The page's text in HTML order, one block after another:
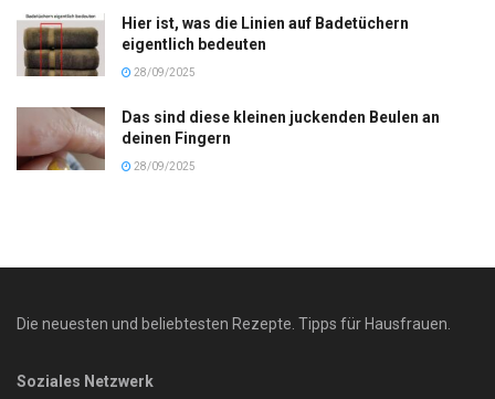
Hier ist, was die Linien auf Badetüchern
eigentlich bedeuten
28/09/2025
Das sind diese kleinen juckenden Beulen an
deinen Fingern
28/09/2025
Die neuesten und beliebtesten Rezepte. Tipps für Hausfrauen.
Soziales Netzwerk